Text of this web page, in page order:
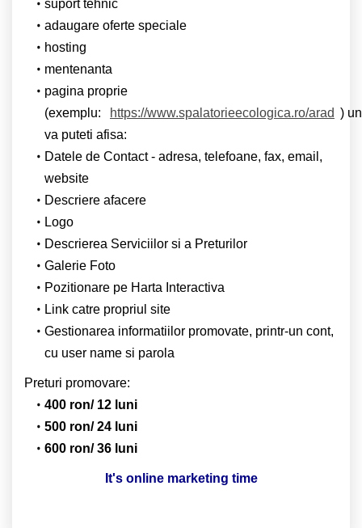
suport tehnic
adaugare oferte speciale
hosting
mentenanta
pagina proprie
(exemplu:
https://www.spalatorieecologica.ro/arad )
va puteti afisa:
Datele de Contact - adresa, telefoane, fax, email,
website
Descriere afacere
Logo
Descrierea Serviciilor si a Preturilor
Galerie Foto
Pozitionare pe Harta Interactiva
Link catre propriul site
Gestionarea informatiilor promovate, printr-un cont,
cu user name si parola
Preturi promovare:
400 ron/ 12 luni
500 ron/ 24 luni
600 ron/ 36 luni
It's online marketing time